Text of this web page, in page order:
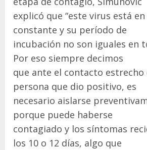
explicó que “este virus está
constante y su período de
incubación no son iguales en
Por eso siempre decimos
que ante el contacto estrecho
persona que dio positivo, es
necesario aislarse
porque puede haberse
contagiado y los síntomas
los 10 o 12 días, algo que